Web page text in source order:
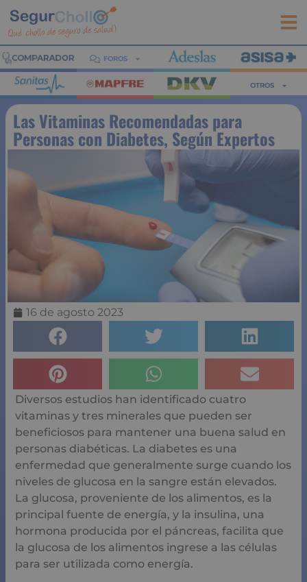
FOROS
OTROS
Las Vitaminas Recomendadas para
Personas con Diabetes, Según Expertos
16 de agosto 2023
Diversos estudios han identificado cuatro
vitaminas y tres minerales que pueden ser
beneficiosos para mantener una buena salud en
personas diabéticas. La diabetes es una
enfermedad que generalmente surge cuando los
niveles de glucosa en la sangre están elevados.
La glucosa, proveniente de los alimentos, es la
principal fuente de energía, y la insulina, una
hormona producida por el páncreas, facilita que
la glucosa de los alimentos ingrese a las células
para ser utilizada como energía.